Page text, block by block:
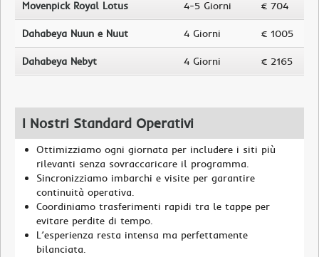
Movenpick Royal Lotus 4-5 Giorni € 704
Dahabeya Nuun e Nuut 4 Giorni € 1005
Dahabeya Nebyt 4 Giorni € 2165
I Nostri Standard Operativi
Ottimizziamo ogni giornata per includere i siti più
rilevanti senza sovraccaricare il programma.
Sincronizziamo imbarchi e visite per garantire
continuità operativa.
Coordiniamo trasferimenti rapidi tra le tappe per
evitare perdite di tempo.
L’esperienza resta intensa ma perfettamente
bilanciata.